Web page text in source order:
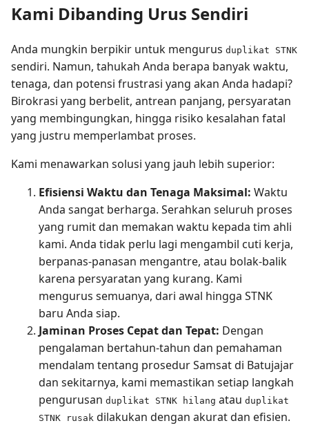
Kami Dibanding Urus Sendiri
Anda mungkin berpikir untuk mengurus duplikat STNK
sendiri. Namun, tahukah Anda berapa banyak waktu,
tenaga, dan potensi frustrasi yang akan Anda hadapi?
Birokrasi yang berbelit, antrean panjang, persyaratan
yang membingungkan, hingga risiko kesalahan fatal
yang justru memperlambat proses.
Kami menawarkan solusi yang jauh lebih superior:
Efisiensi Waktu dan Tenaga Maksimal: Waktu
Anda sangat berharga. Serahkan seluruh proses
yang rumit dan memakan waktu kepada tim ahli
kami. Anda tidak perlu lagi mengambil cuti kerja,
berpanas-panasan mengantre, atau bolak-balik
karena persyaratan yang kurang. Kami
mengurus semuanya, dari awal hingga STNK
baru Anda siap.
Jaminan Proses Cepat dan Tepat: Dengan
pengalaman bertahun-tahun dan pemahaman
mendalam tentang prosedur Samsat di Batujajar
dan sekitarnya, kami memastikan setiap langkah
pengurusan duplikat STNK hilang atau duplikat
STNK rusak dilakukan dengan akurat dan efisien.